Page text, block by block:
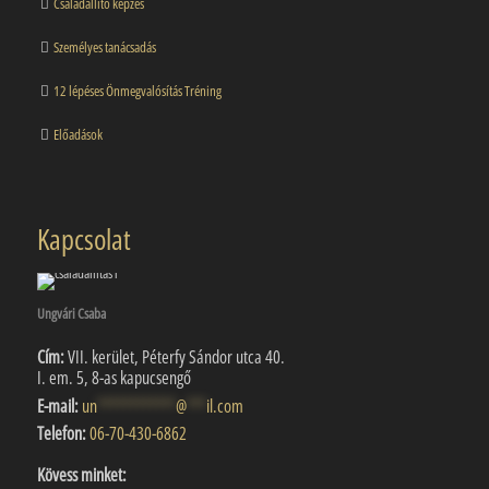
Személyes tanácsadás
12 lépéses Önmegvalósítás Tréning
Előadások
Kapcsolat
Ungvári Csaba
Cím:VII. kerület, Péterfy Sándor utca 40.
I. em. 5, 8-as kapucsengő
E-mail:un ************@
il.com
Telefon:06-70-430-6862
Kövess minket: